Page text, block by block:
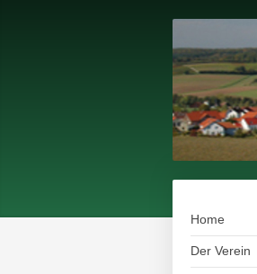
Home
Der Verein